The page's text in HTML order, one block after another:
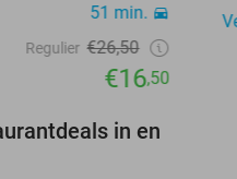
51 min.
Regulier €26,50
€16,50
in en